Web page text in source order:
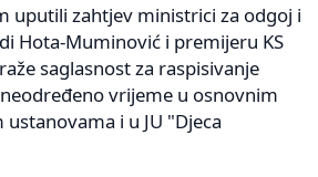
uputili zahtjev ministrici za odgoj i
Hota-Muminović i premijeru KS
saglasnost za raspisivanje
vrijeme u osnovnim
i u JU "Djeca